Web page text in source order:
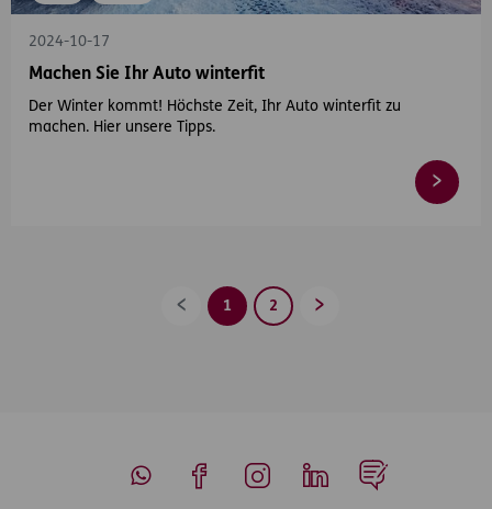
2024-10-17
Machen Sie Ihr Auto winterfit
Der Winter kommt! Höchste Zeit, Ihr Auto winterfit zu
machen. Hier unsere Tipps.
Zurück1 2 Vorwärts